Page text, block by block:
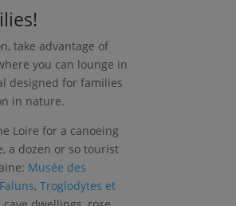
take advantage of
you can lounge in
designed for families
in nature.
Loire for a canoeing
a dozen or so tourist
Musée des
, Troglodytes et